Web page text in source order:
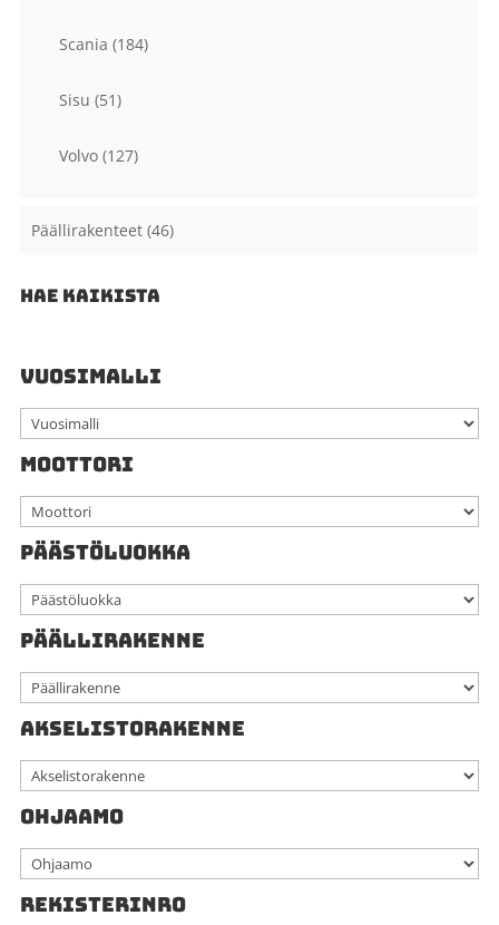
Scania (184)
Sisu (51)
Volvo (127)
Päällirakenteet (46)
HAE KAIKISTA
VUOSIMALLI
MOOTTORI
PÄÄSTÖLUOKKA
PÄÄLLIRAKENNE
AKSELISTORAKENNE
OHJAAMO
REKISTERINRO